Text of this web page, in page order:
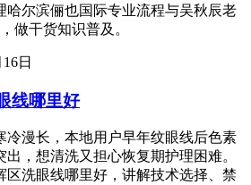
哈尔滨俪也国际专业流程与吴秋辰老
做干货知识普及。
日
线哪里好
冷漫长，本地用户早年纹眼线后色素
，想清洗又担心恢复期护理困难。
区洗眼线哪里好，讲解技术选择、禁